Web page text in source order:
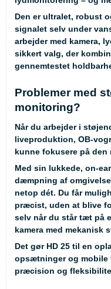
Den er ultralet, robust
signalet selv under
arbejder med kamera,
sikkert valg, der
gennemtestet
Problemer med
monitoring?
Når du arbejder i
liveproduktion, OB-
kunne fokusere på den
Med sin lukkede, on-
dæmpning af
netop dét. Du får
præcist, uden at blive
selv når du står tæt på
kamera med mekanisk
Det gør HD 25 til en
opsætninger og mobile
præcision og